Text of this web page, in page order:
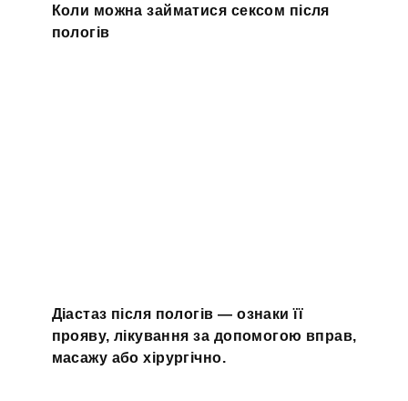
Коли можна займатися сексом після
пологів
Діастаз після пологів — ознаки її
прояву, лікування за допомогою вправ,
масажу або хірургічно.